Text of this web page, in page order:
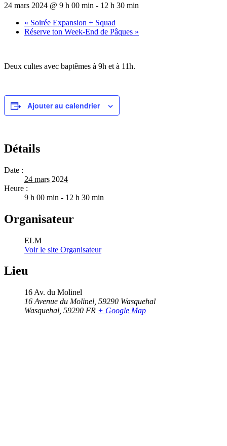
24 mars 2024 @ 9 h 00 min - 12 h 30 min
« Soirée Expansion + Squad
Réserve ton Week-End de Pâques »
Deux cultes avec baptêmes à 9h et à 11h.
Ajouter au calendrier
Détails
Date :
24 mars 2024
Heure :
9 h 00 min - 12 h 30 min
Organisateur
ELM
Voir le site Organisateur
Lieu
16 Av. du Molinel
16 Avenue du Molinel, 59290 Wasquehal
Wasquehal 59290 FR + Google Map